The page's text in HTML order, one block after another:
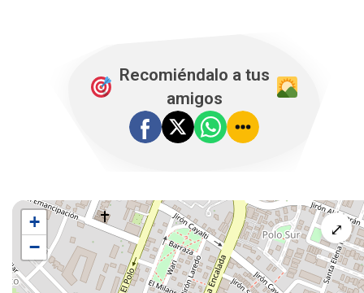
Recomiéndalo a tus
amigos
⤢
+
−